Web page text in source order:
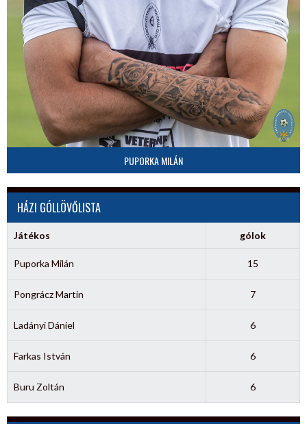
PUPORKA MILÁN
HÁZI GÓLLÖVŐLISTA
Játékos gólok
Puporka Milán 15
Pongrácz Martin 7
Ladányi Dániel 6
Farkas István 6
Buru Zoltán 6